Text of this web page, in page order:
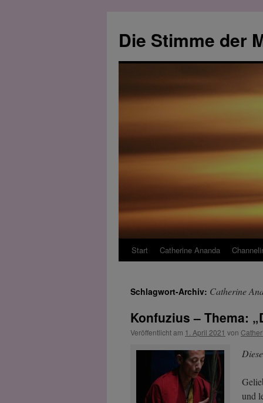
springen
Die Stimme der
Start Catherine Ananda
Schlagwort-Archiv: Catherine
Konfuzius – Thema:
Veröffentlicht am 1. April 2021 von
und